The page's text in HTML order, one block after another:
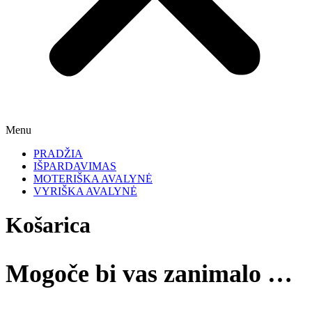
Menu
PRADŽIA
IŠPARDAVIMAS
MOTERIŠKA AVALYNĖ
VYRIŠKA AVALYNĖ
Košarica
Mogoče bi vas zanimalo …